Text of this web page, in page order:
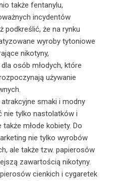
także fentanylu,
incydentów
podkreślić, że na rynku
wyroby tytoniowe
nikotyny,
osób młodych, które
używanie
smaki i modny
nie tylko nastolatków i
także młode kobiety. Do
nie tylko wyrobów
ale także tzw. papierosów
zawartością nikotyny.
cienkich i cygaretek